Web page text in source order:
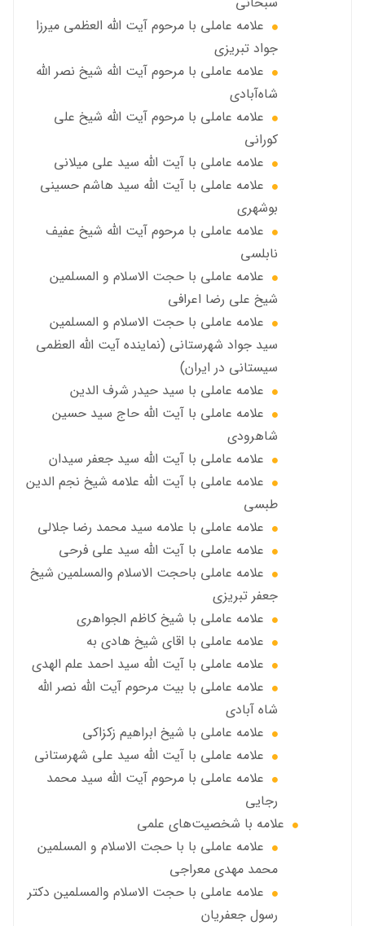
علامه عاملی با مرحوم آيت الله العظمى ميرزا
جواد تبريزي
علامه عاملی با مرحوم آيت الله شيخ نصر الله
شاه‌آبادي
علامه عاملی با مرحوم آيت الله شيخ علي
كوراني
علامه عاملی با آیت الله سيد علي ميلاني
علامه عاملی با آيت الله سید هاشم حسینی
بوشهری
علامه عاملی با مرحوم آيت الله شيخ عفيف
نابلسي
علامه عاملي با حجت الاسلام و المسلمین
شیخ علی رضا اعرافی
علامه عاملي با حجت الاسلام و المسلمین
سید جواد شهرستانی (نماینده آیت الله العظمى
سیستانی در ایران)
علامه عاملي با سيد حیدر شرف الدين
علامه عاملي با آیت‌ الله حاج سید حسین
شاهرودی
علامه عاملي با آیت الله سید جعفر سيدان
علامه عاملي با آیت الله علامه شيخ نجم الدين
طبسي
علامه عاملي با علامه سيد محمد رضا جلالي
علامه عاملي با آيت الله سید علی فرحی
علامه عاملي باحجت الاسلام والمسلمين شیخ
جعفر تبریزی
علامه عاملی با شيخ كاظم الجواهري
علامه عاملي با اقای شیخ هادی به
علامه عاملي با آیت الله سید احمد علم الهدی
علامه عاملي با بيت مرحوم آيت الله نصر الله
شاه آبادی
علامه عاملي با شیخ ابراهیم زکزاکی
علامه عاملي با آيت الله سید علی شهرستانی
علامه عاملي با مرحوم آیت الله سید محمد
رجایی
علامه با شخصیت‌های علمی
علامه عاملي با با حجت الاسلام و المسلمین
محمد مهدی معراجی
علامه عاملي با حجت الاسلام والمسلمين دکتر
رسول جعفریان